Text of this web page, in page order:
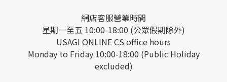
網店客服營業時間
星期一至五 10:00-18:00 (公眾假期除外)
USAGI ONLINE CS office hours
Monday to Friday 10:00-18:00 (Public Holiday
excluded)